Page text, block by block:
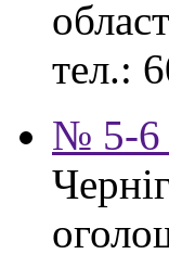
тел.:
№ 5-6